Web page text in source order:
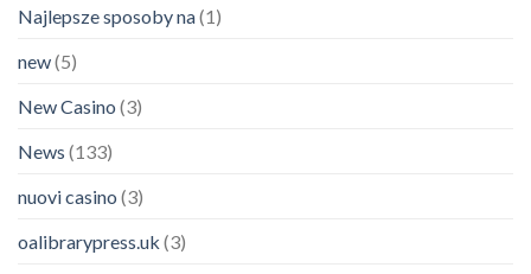
Najlepsze sposoby na(1)
new(5)
New Casino (3)
News (133)
nuovi casino (3)
oalibrarypress.uk (3)